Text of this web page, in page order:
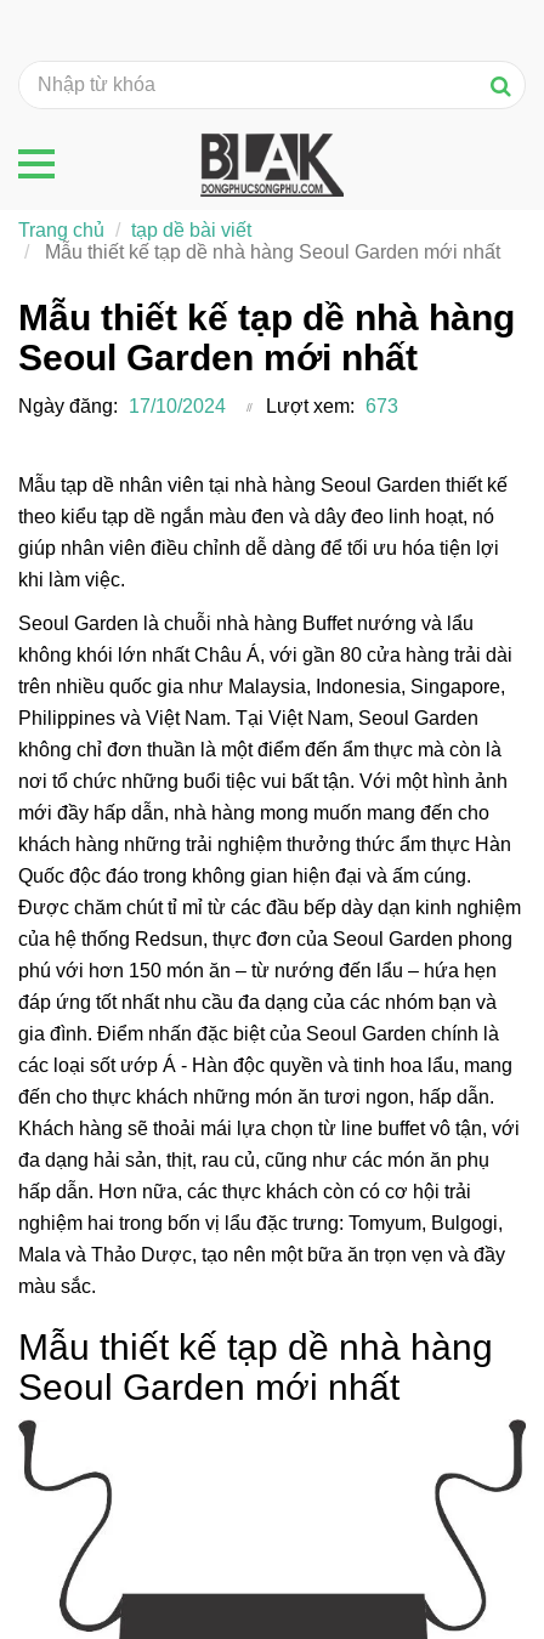
Mẫu thiết kế tạp dề nhà hàng
Seoul Garden mới nhất
Ngày đăng: 17/10/2024 Lượt xem: 673
Mẫu tạp dề nhân viên tại nhà hàng Seoul Garden thiết kế
theo kiểu tạp dề ngắn màu đen và dây đeo linh hoạt, nó
giúp nhân viên điều chỉnh dễ dàng để tối ưu hóa tiện lợi
khi làm việc.
Seoul Garden là chuỗi nhà hàng Buffet nướng và lẩu
không khói lớn nhất Châu Á, với gần 80 cửa hàng trải dài
trên nhiều quốc gia như Malaysia, Indonesia, Singapore,
Philippines và Việt Nam. Tại Việt Nam, Seoul Garden
không chỉ đơn thuần là một điểm đến ẩm thực mà còn là
nơi tổ chức những buổi tiệc vui bất tận. Với một hình ảnh
mới đầy hấp dẫn, nhà hàng mong muốn mang đến cho
khách hàng những trải nghiệm thưởng thức ẩm thực Hàn
Quốc độc đáo trong không gian hiện đại và ấm cúng.
Được chăm chút tỉ mỉ từ các đầu bếp dày dạn kinh nghiệm
của hệ thống Redsun, thực đơn của Seoul Garden phong
phú với hơn 150 món ăn – từ nướng đến lẩu – hứa hẹn
đáp ứng tốt nhất nhu cầu đa dạng của các nhóm bạn và
gia đình. Điểm nhấn đặc biệt của Seoul Garden chính là
các loại sốt ướp Á - Hàn độc quyền và tinh hoa lẩu, mang
đến cho thực khách những món ăn tươi ngon, hấp dẫn.
Khách hàng sẽ thoải mái lựa chọn từ line buffet vô tận, với
đa dạng hải sản, thịt, rau củ, cũng như các món ăn phụ
hấp dẫn. Hơn nữa, các thực khách còn có cơ hội trải
nghiệm hai trong bốn vị lẩu đặc trưng: Tomyum, Bulgogi,
Mala và Thảo Dược, tạo nên một bữa ăn trọn vẹn và đầy
màu sắc.
Mẫu thiết kế tạp dề nhà hàng
Seoul Garden mới nhất
Trang chủ
tạp dề bài viết
Mẫu thiết kế tạp dề nhà hàng Seoul Garden mới nhất